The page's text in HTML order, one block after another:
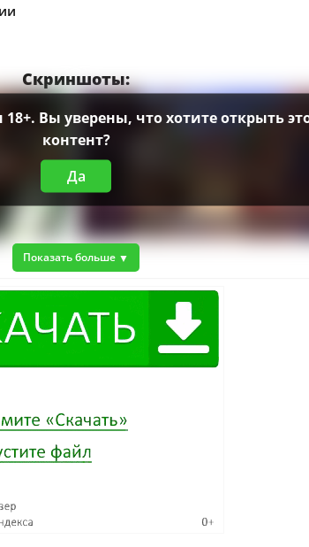
Скриншоты:
Вы уверены, что хотите открыть
контент?
Да
Показать больше